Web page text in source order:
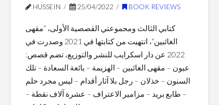
HUSSEIN 25/04/2022 BOOK REVIEWS
كتابي الثالث ومجموعتي القصصية الأولى، “مقهى
الغائبين“، انتهيت من كتابتها في 2021 وصدرت في
2022 عن دار اسكرايب للنشر والتوزيع، تضم قصص:
عيون – مقهى الغائبين – الهزيمة – بائعة السعادة – تلك
السنون – خذلان – رجل بلا آثار أقدام – ليس مجرد حلم
– طابع بريد – مزامير الاعتراف – عشرة آلاف نقطة –